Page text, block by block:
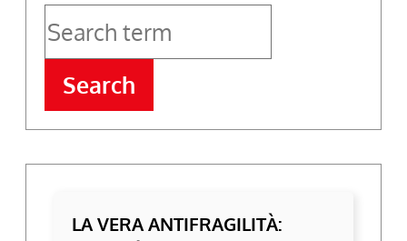
Search
LA VERA ANTIFRAGILITÀ: